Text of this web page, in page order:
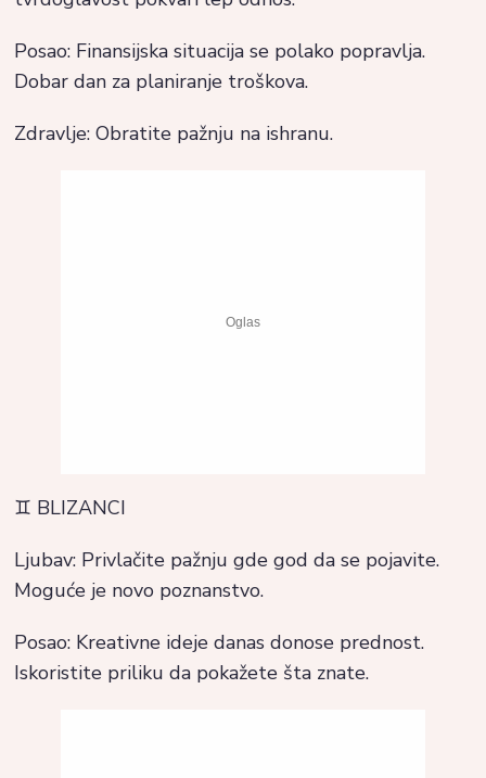
Posao: Finansijska situacija se polako popravlja.
Dobar dan za planiranje troškova.
Zdravlje: Obratite pažnju na ishranu.
♊ BLIZANCI
Ljubav: Privlačite pažnju gde god da se pojavite.
Moguće je novo poznanstvo.
Posao: Kreativne ideje danas donose prednost.
Iskoristite priliku da pokažete šta znate.